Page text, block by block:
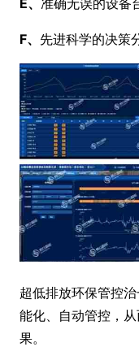
E、 准确无误的设备
F、 先进科学的决策
超低排放环保管控
能化、自动管控，
果。